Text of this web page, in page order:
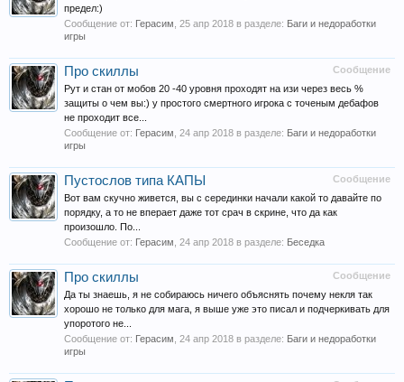
предел:)
Сообщение от: Герасим 25 апр 2018 в разделе: Баги и недоработки
игры
Сообщение
Про скиллы
Рут и стан от мобов 20 -40 уровня проходят на изи через весь %
защиты о чем вы:) у простого смертного игрока с точеным дебафов
не проходит все...
Сообщение от: Герасим 24 апр 2018 в разделе: Баги и недоработки
игры
Сообщение
Пустослов типа КАПЫ
Вот вам скучно живется, вы с серединки начали какой то давайте по
порядку, а то не вперает даже тот срач в скрине, что да как
произошло. По...
Сообщение от: Герасим 24 апр 2018 в разделе: Беседка
Сообщение
Про скиллы
Да ты знаешь, я не собираюсь ничего объяснять почему некля так
хорошо не только для мага, я выше уже это писал и подчеркивать для
упоротого не...
Сообщение от: Герасим 24 апр 2018 в разделе: Баги и недоработки
игры